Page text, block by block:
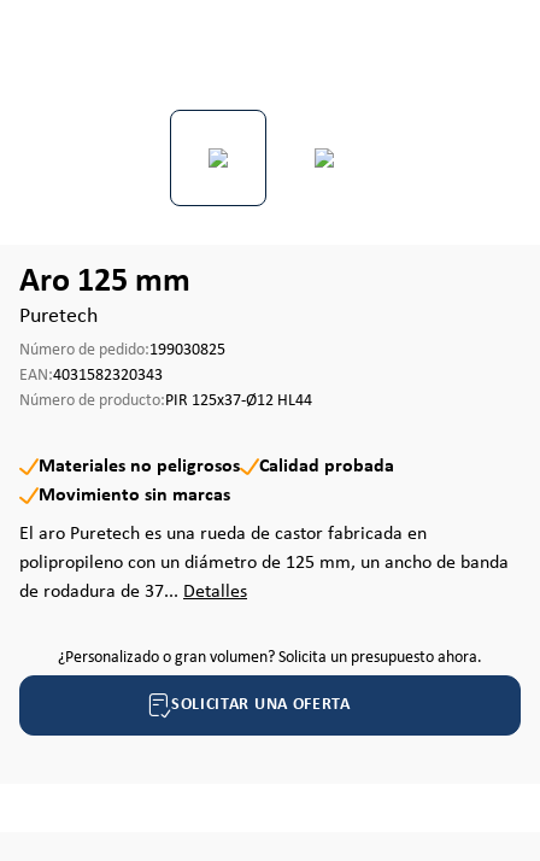
Aro 125 mm
Puretech
Número de pedido:199030825
EAN:4031582320343
Número de producto:PIR 125x37-Ø12 HL44
Materiales no peligrosos
Calidad probada
Movimiento sin marcas
El aro Puretech es una rueda de castor fabricada en
polipropileno con un diámetro de 125 mm, un ancho de banda
de rodadura de 37... Detalles
¿Personalizado o gran volumen? Solicita un presupuesto ahora.
SOLICITAR UNA OFERTA